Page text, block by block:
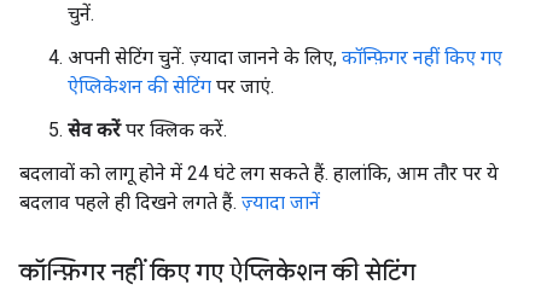
चुनें.
अपनी सेटिंग चुनें. ज़्यादा जानने के लिए, कॉन्फ़िगर नहीं किए गए
ऐप्लिकेशन की सेटिंग पर जाएं.
सेव करेंपर क्लिक करें.
बदलावों को लागू होने में 24 घंटे लग सकते हैं. हालांकि, आम तौर पर ये
बदलाव पहले ही दिखने लगते हैं. ज़्यादा जानें
कॉन्फ़िगर नहीं किए गए ऐप्लिकेशन की सेटिंग